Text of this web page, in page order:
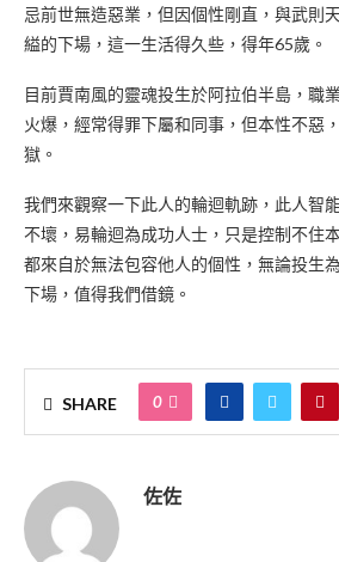
忌前世無造惡業，但因個性剛直，與武則
縊的下場，這一生活得久些，得年65歲。
目前賈南風的靈魂投生於阿拉伯半島，職
火爆，經常得罪下屬和同事，但本性不惡
獄。
我們來觀察一下此人的輪迴軌跡，此人智
不壞，易輪迴為成功人士，只是控制不住
都來自於無法包容他人的個性，無論投生
下場，值得我們借鏡。
SHARE 0
佐佐